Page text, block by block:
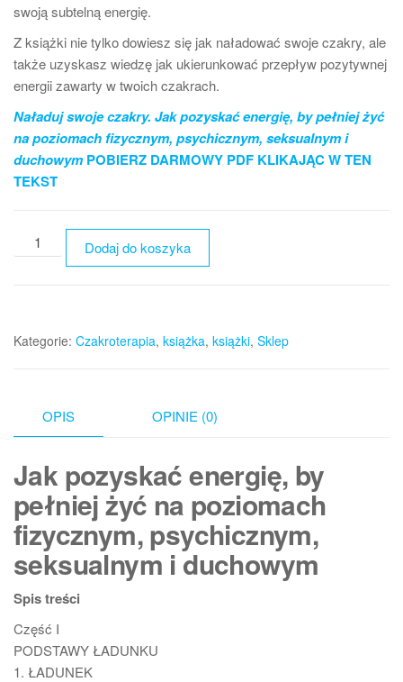
swoją subtelną energię.
Z książki nie tylko dowiesz się jak naładować swoje czakry, ale
także uzyskasz wiedzę jak ukierunkować przepływ pozytywnej
energii zawarty w twoich czakrach.
Naładuj swoje czakry. Jak pozyskać energię, by pełniej żyć
na poziomach fizycznym, psychicznym, seksualnym i
duchowym POBIERZ DARMOWY PDF KLIKAJĄC W TEN
TEKST
ilość
Naładuj
Anodea
Dodaj do koszyka
Kategorie: Czakroterapia, książka, książki, Sklep
OPIS OPINIE (0)
Jak pozyskać energię, by
pełniej żyć na poziomach
fizycznym, psychicznym,
seksualnym i duchowym
Spis treści
Część I
PODSTAWY ŁADUNKU
1. ŁADUNEK